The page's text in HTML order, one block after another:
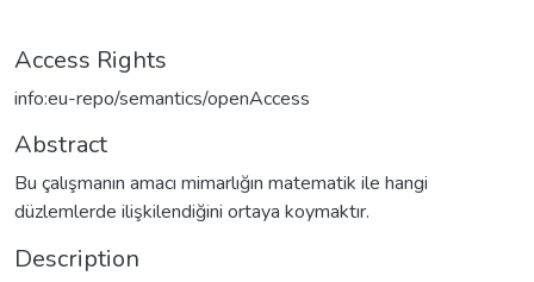
Access Rights
info:eu-repo/semantics/openAccess
Abstract
Bu çalışmanın amacı mimarlığın matematik ile hangi
düzlemlerde ilişkilendiğini ortaya koymaktır.
Description